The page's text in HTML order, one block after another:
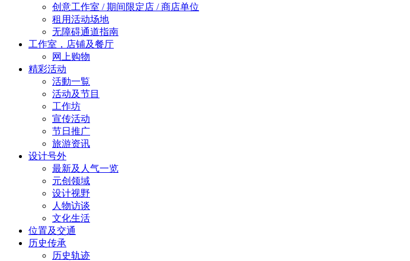
创意工作室 / 期间限定店 / 商店单位
租用活动场地
无障碍通道指南
工作室，店铺及餐厅
网上购物
精彩活动
活動一覧
活动及节目
工作坊
宣传活动
节日推广
旅游资讯
设计号外
最新及人气一览
元创领域
设计视野
人物访谈
文化生活
位置及交通
历史传承
历史轨迹